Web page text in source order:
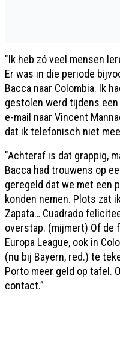
"Ik heb zó veel mensen
Er was in die periode
Bacca naar Colombia. Ik
gestolen werd tijdens
e-mail naar Vincent
dat ik telefonisch niet
"Achteraf is dat grappig,
Bacca had trouwens op
geregeld dat we met een
konden nemen. Plots zat
Zapata… Cuadrado
overstap. (mijmert) Of de
Europa League, ook in
(nu bij Bayern, red.) te
Porto meer geld op tafel.
contact.”